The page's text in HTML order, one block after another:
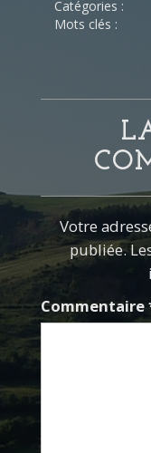
Catégories :
Mots clés :
Votre
publiée.
Commentaire